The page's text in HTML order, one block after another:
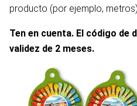
producto (por ejemplo,
Ten en cuenta. El código de
validez de 2 meses.